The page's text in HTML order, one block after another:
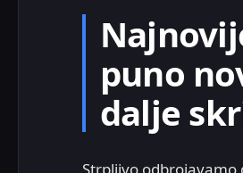
puno
dalje
Strpljivo odbrojavamo